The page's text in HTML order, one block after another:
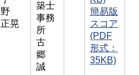
野
正晃
築士
事務
所
古
郷
誠
簡易版
スコア
(PDF
形式：
35KB)